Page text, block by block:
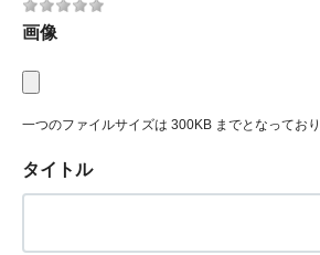
画像
一つのファイルサイズは 300KB までとなっており
タイトル